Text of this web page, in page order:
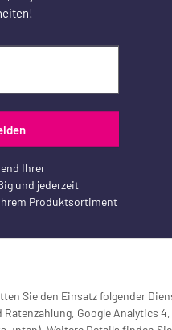
Sie den Einsatz folgender
Ratenzahlung, Google Analytics
Ihrer
und jederzeit
Produktsortiment